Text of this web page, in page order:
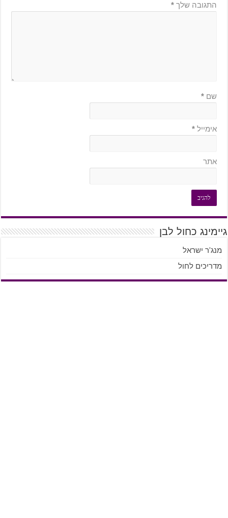
התגובה שלך *
שם *
אימייל *
אתר
גיימינג כחול לבן
מנג'ר ישראל
מדריכים לחול